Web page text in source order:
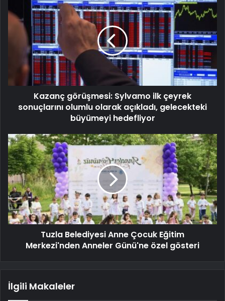
Kazanç görüşmesi: Sylvamo ilk çeyrek
sonuçlarını olumlu olarak açıkladı, gelecekteki
büyümeyi hedefliyor
Tuzla Belediyesi Anne Çocuk Eğitim
Merkezi'nden Anneler Günü'ne özel gösteri
İlgili Makaleler